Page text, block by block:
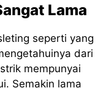
Lama
seperti yang
dari
mempunyai
Semakin lama